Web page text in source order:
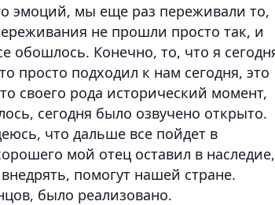
эмоций, мы еще раз переживали то,
не прошли просто так, и
обошлось. Конечно, то, что я
просто подходил к нам сегодня, это
своего рода исторический момент,
сегодня было озвучено открыто.
что дальше все пойдет в
мой отец оставил в наследие,
помогут нашей стране.
было реализовано.